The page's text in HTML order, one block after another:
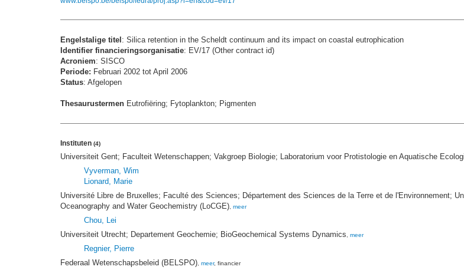
Engelstalige titel : Silica retention in the Scheldt continuum and its impact on coastal eutrophication
Identifier financieringsorganisatie: EV/17 (Other contract id)
Acroniem: SISCO
Periode: Februari 2002 tot April 2006
Status: Afgelopen
Thesaurustermen Eutrofiëring; Fytoplankton; Pigmenten
Instituten (4)
Universiteit Gent; Faculteit Wetenschappen; Vakgroep Biologie; Laboratorium voor Protistologie en Aquatische
Vyverman, Wim
Lionard, Marie
Université Libre de Bruxelles; Faculté des Sciences; Département des Sciences de la Terre et de l'Environnement;
Oceanography and Water Geochemistry (LoCGE), meer
Chou, Lei
Universiteit Utrecht; Departement Geochemie; BioGeochemical Systems Dynamics, meer
Regnier, Pierre
Federaal Wetenschapsbeleid (BELSPO), meer, financier